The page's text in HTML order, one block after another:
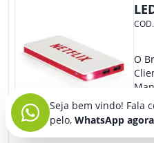
O
Seja bem vindo! Fala
pelo, WhatsApp